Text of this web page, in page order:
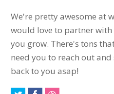
We're pretty awesome at
would love to partner
you grow. There's tons
need you to reach out
back to you asap!